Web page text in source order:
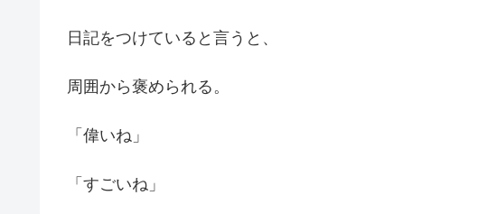
日記をつけていると言うと、
周囲から褒められる。
「偉いね」
「すごいね」